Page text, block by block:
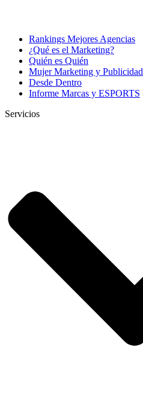
Rankings Mejores Agencias
¿Qué es el Marketing?
Quién es Quién
Mujer Marketing y Publicidad
Desde Dentro
Informe Marcas y ESPORTS
Servicios